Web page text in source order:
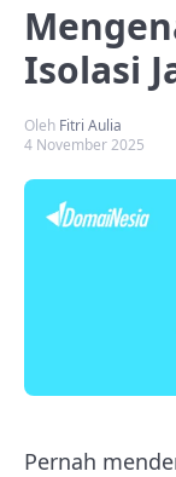
Isolasi
Oleh Fitri Aulia
4 November 2025
Pernah